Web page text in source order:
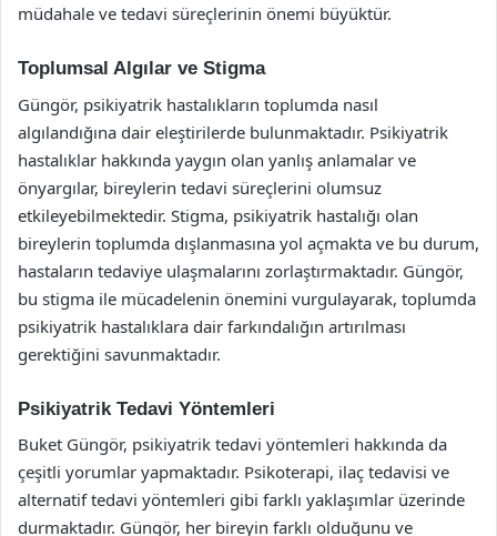
müdahale ve tedavi süreçlerinin önemi büyüktür.
Toplumsal Algılar ve Stigma
Güngör, psikiyatrik hastalıkların toplumda nasıl
algılandığına dair eleştirilerde bulunmaktadır. Psikiyatrik
hastalıklar hakkında yaygın olan yanlış anlamalar ve
önyargılar, bireylerin tedavi süreçlerini olumsuz
etkileyebilmektedir. Stigma, psikiyatrik hastalığı olan
bireylerin toplumda dışlanmasına yol açmakta ve bu durum,
hastaların tedaviye ulaşmalarını zorlaştırmaktadır. Güngör,
bu stigma ile mücadelenin önemini vurgulayarak, toplumda
psikiyatrik hastalıklara dair farkındalığın artırılması
gerektiğini savunmaktadır.
Psikiyatrik Tedavi Yöntemleri
Buket Güngör, psikiyatrik tedavi yöntemleri hakkında da
çeşitli yorumlar yapmaktadır. Psikoterapi, ilaç tedavisi ve
alternatif tedavi yöntemleri gibi farklı yaklaşımlar üzerinde
durmaktadır. Güngör, her bireyin farklı olduğunu ve